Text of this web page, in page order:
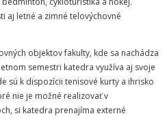
aj letné a zimné telovýchovné
objektov fakulty, kde sa nachádza
semestri katedra využíva aj svoje
sú k dispozícii tenisové kurty a ihrisko
nie je možné realizovať v
si katedra prenajíma externé